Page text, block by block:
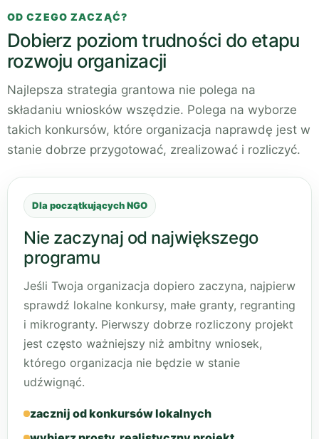
OD CZEGO ZACZĄĆ?
Dobierz poziom trudności do etapu
rozwoju organizacji
Najlepsza strategia grantowa nie polega na
składaniu wniosków wszędzie. Polega na wyborze
takich konkursów, które organizacja naprawdę jest w
stanie dobrze przygotować, zrealizować i rozliczyć.
Dla początkujących NGO
Nie zaczynaj od największego
programu
Jeśli Twoja organizacja dopiero zaczyna, najpierw
sprawdź lokalne konkursy, małe granty, regranting
i mikrogranty. Pierwszy dobrze rozliczony projekt
jest często ważniejszy niż ambitny wniosek,
którego organizacja nie będzie w stanie
udźwignąć.
zacznij od konkursów lokalnych